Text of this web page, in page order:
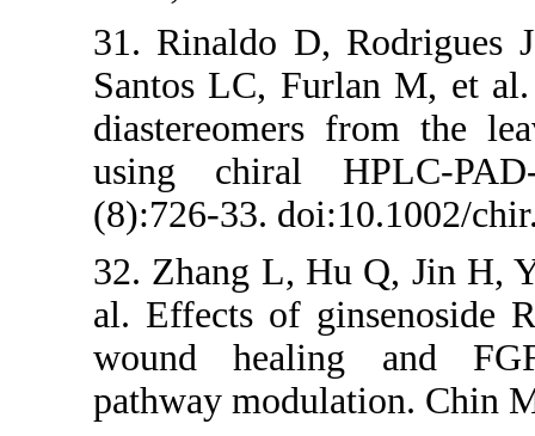
31. Rinaldo
Santos LC,
using chiral
(8):726-33.
32. Zhang L,
al. Effects of
wound
pathway